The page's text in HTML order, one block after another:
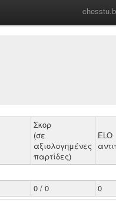
Σκορ
(σε
αξιολογημένες
παρτίδες)
ELO
0 / 0 0